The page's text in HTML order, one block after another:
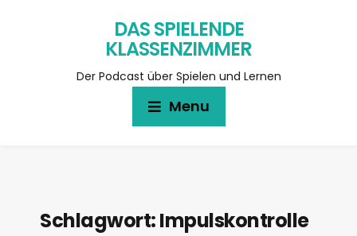
DAS SPIELENDE
KLASSENZIMMER
Der Podcast über Spielen und Lernen
Menu
Schlagwort:Impulskontrolle